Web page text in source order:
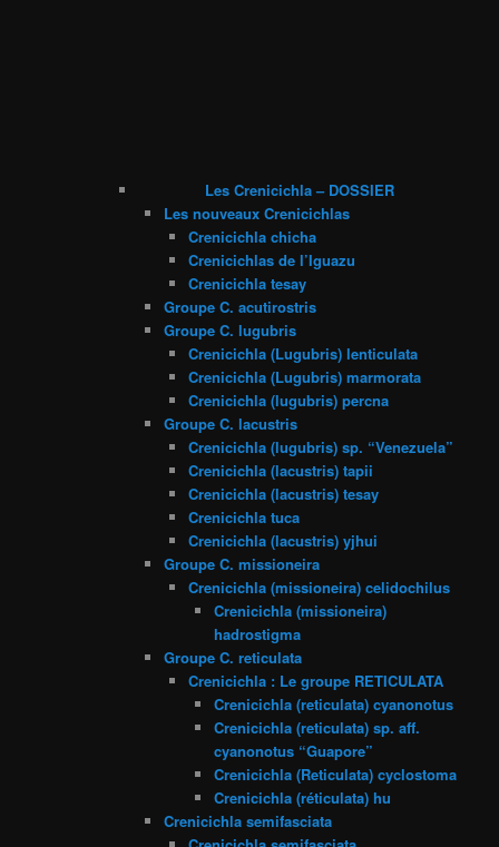
Les Crenicichla – DOSSIER
Les nouveaux Crenicichlas
Crenicichla chicha
Crenicichlas de l’Iguazu
Crenicichla tesay
Groupe C. acutirostris
Groupe C. lugubris
Crenicichla (Lugubris) lenticulata
Crenicichla (Lugubris) marmorata
Crenicichla (lugubris) percna
Groupe C. lacustris
Crenicichla (lugubris) sp. “Venezuela”
Crenicichla (lacustris) tapii
Crenicichla (lacustris) tesay
Crenicichla tuca
Crenicichla (lacustris) yjhui
Groupe C. missioneira
Crenicichla (missioneira) celidochilus
Crenicichla (missioneira)
hadrostigma
Groupe C. reticulata
Crenicichla : Le groupe RETICULATA
Crenicichla (reticulata) cyanonotus
Crenicichla (reticulata) sp. aff.
cyanonotus “Guapore”
Crenicichla (Reticulata) cyclostoma
Crenicichla (réticulata) hu
Crenicichla semifasciata